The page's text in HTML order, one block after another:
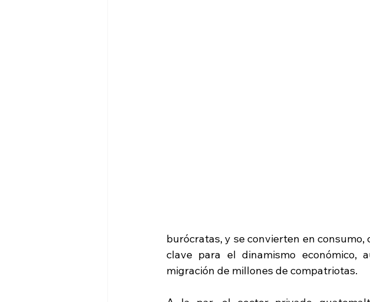
burócratas, y se convierten en
clave para el dinamismo económico,
migración de millones de compatriotas.